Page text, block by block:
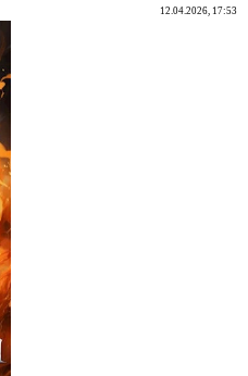
12.04.2026, 17:53